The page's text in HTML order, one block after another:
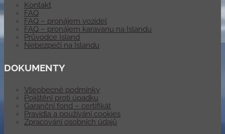
Kontakt
FAQ
FAQ – pronájem vozidel
FAQ – pronájem karavanu na Islandu
Průvodce Island
Nebezpečí na Islandu
DOKUMENTY
Všeobecné podmínky
Pojištění proti úpadku
Garanční fond – certifikát
Pravidla a používání cookies
Zpracování osobních údajů